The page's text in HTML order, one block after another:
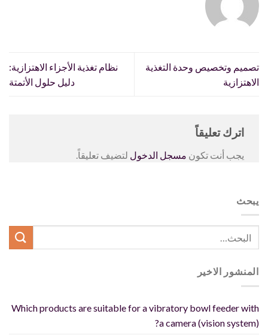
تصميم وتخصيص وحدة التغذية
الاهتزازية
نظام تغذية الأجزاء الاهتزازية:
دليل حلول الأتمتة
اترك تعليقاً
يجب أنت تكون مسجل الدخول لتضيف تعليقاً.
يبحث
المنشور الاخير
Which products are suitable for a vibratory bowl feeder with
a camera (vision system)?